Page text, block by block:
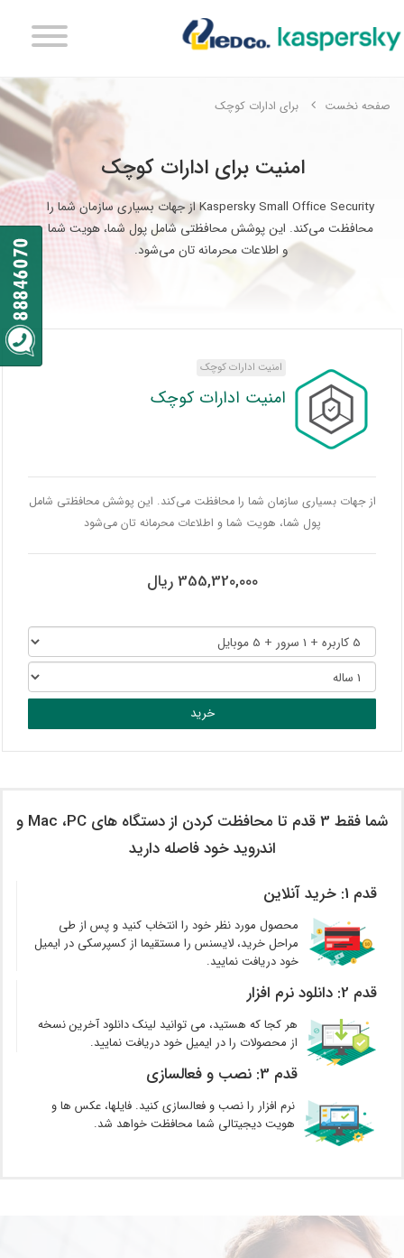
صفحه نخست برای ادارات کوچک
امنیت برای ادارات کوچک
Kaspersky Small Office Security از جهات بسیاری سازمان شما را
محافظت می‌کند. این پوشش محافظتی شامل پول شما، هویت شما
و اطلاعات محرمانه تان می‌شود.
امنیت ادارات کوچک
امنیت ادارات کوچک
از جهات بسیاری سازمان شما را محافظت می‌کند. این پوشش محافظتی شامل
پول شما، هویت شما و اطلاعات محرمانه تان می‌شود
355,320,000 ریال
خرید
شما فقط 3 قدم تا محافظت کردن از دستگاه های Mac ،PC و
اندروید خود فاصله دارید
قدم 1: خرید آنلاین
محصول مورد نظر خود را انتخاب کنید و پس از طی
مراحل خرید، لایسنس را مستقیما از کسپرسکی در ایمیل
خود دریافت نمایید.
قدم 2: دانلود نرم افزار
هر کجا که هستید، می توانید لینک دانلود آخرین نسخه
از محصولات را در ایمیل خود دریافت نمایید.
قدم 3: نصب و فعالسازی
نرم افزار را نصب و فعالسازی کنید. فایلها، عکس ها و
هویت دیجیتالی شما محافظت خواهد شد.